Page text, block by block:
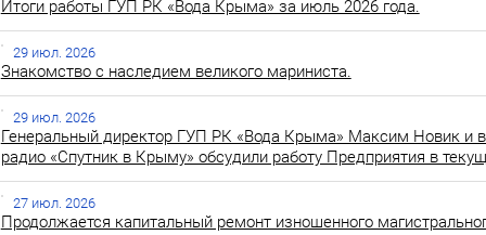
Итоги работы ГУП РК «Вода Крыма» за июль 2026 года.
29 июл. 2026
Знакомство с наследием великого мариниста.
29 июл. 2026
Генеральный директор ГУП РК «Вода Крыма» Максим Новик и
радио «Спутник в Крыму» обсудили работу Предприятия в
27 июл. 2026
Продолжается капитальный ремонт изношенного